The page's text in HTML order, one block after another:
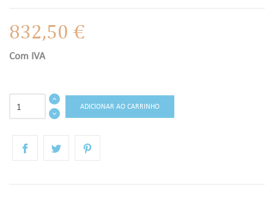
832,50 €
Com IVA
ADICIONAR AO CARRINHO